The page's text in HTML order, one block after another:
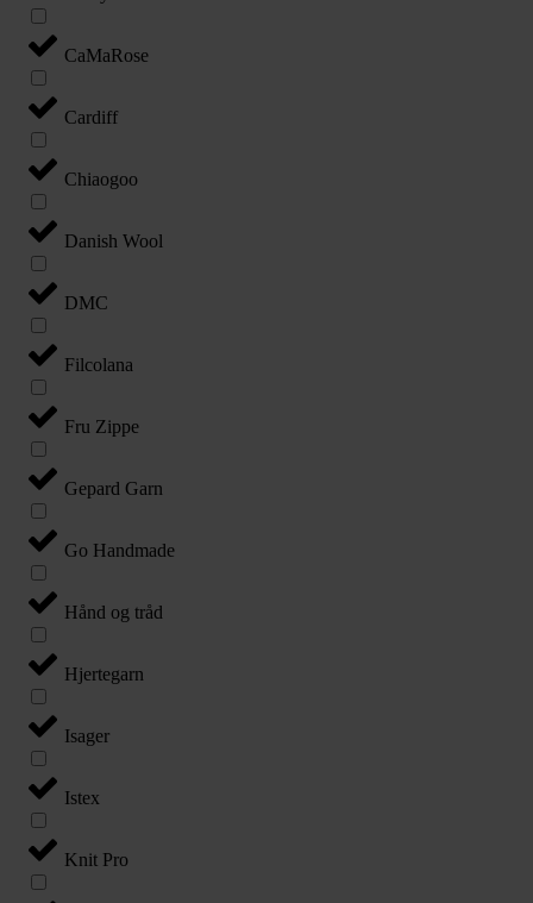
CaMaRose
Cardiff
Chiaogoo
Danish Wool
DMC
Filcolana
Fru Zippe
Gepard Garn
Go Handmade
Hånd og tråd
Hjertegarn
Isager
Istex
Knit Pro